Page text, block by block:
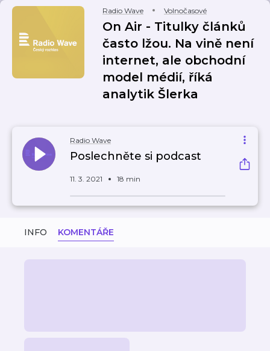
Radio Wave Volnočasové
On Air - Titulky článků
často lžou. Na vině není
internet, ale obchodní
model médií, říká
analytik Šlerka
Radio Wave
Poslechněte si podcast
11. 3. 2021 18 min
INFO KOMENTÁŘE